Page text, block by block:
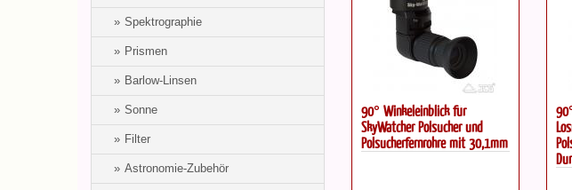
Spektrographie
Prismen
Barlow-Linsen
Sonne
Filter
Astronomie-Zubehör
90° Winkeleinblick für
SkyWatcher Polsucher und
Polsucherfernrohre mit 30,1mm